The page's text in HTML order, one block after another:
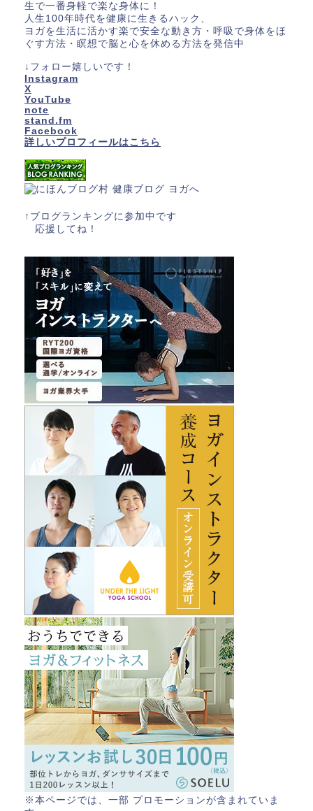
生で一番身軽で楽な身体に！
人生100年時代を健康に生きるハック、
ヨガを生活に活かす楽で安全な動き方・呼吸で身体をほ
ぐす方法・瞑想で脳と心を休める方法を発信中
↓フォロー嬉しいです！
Instagram
X
YouTube
note
stand.fm
Facebook
詳しいプロフィールはこちら
↑ブログランキングに参加中です
応援してね！
※本ページでは、一部 プロモーションが含まれていま